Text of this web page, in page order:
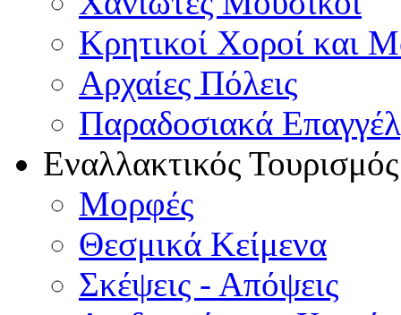
Κρητικοί Χοροί και
Αρχαίες Πόλεις
Παραδοσιακά
Εναλλακτικός Τουρισμός
Μορφές
Θεσμικά Κείμενα
Σκέψεις - Απόψεις